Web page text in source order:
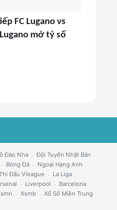
FC Lugano vs
mở tỷ số
Đào Nha
Đội Tuyển Nhật Bản
Bóng Đá
Ngoại Hạng Anh
Đấu Vleague
La Liga
Liverpool
Barcelona
Xsmb
Xổ Số Miền Trung